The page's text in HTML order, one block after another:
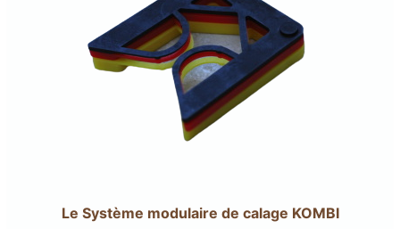
Le Système modulaire de calage KOMBI